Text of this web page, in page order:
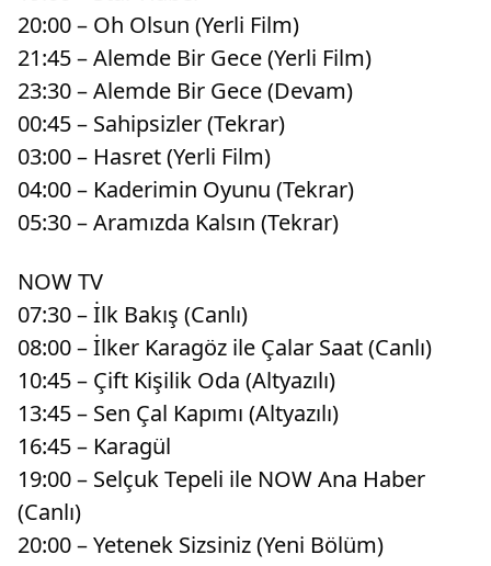
20:00 – Oh Olsun (Yerli Film)
21:45 – Alemde Bir Gece (Yerli Film)
23:30 – Alemde Bir Gece (Devam)
00:45 – Sahipsizler (Tekrar)
03:00 – Hasret (Yerli Film)
04:00 – Kaderimin Oyunu (Tekrar)
05:30 – Aramızda Kalsın (Tekrar)
NOW TV
07:30 – İlk Bakış (Canlı)
08:00 – İlker Karagöz ile Çalar Saat (Canlı)
10:45 – Çift Kişilik Oda (Altyazılı)
13:45 – Sen Çal Kapımı (Altyazılı)
16:45 – Karagül
19:00 – Selçuk Tepeli ile NOW Ana Haber
(Canlı)
20:00 – Yetenek Sizsiniz (Yeni Bölüm)